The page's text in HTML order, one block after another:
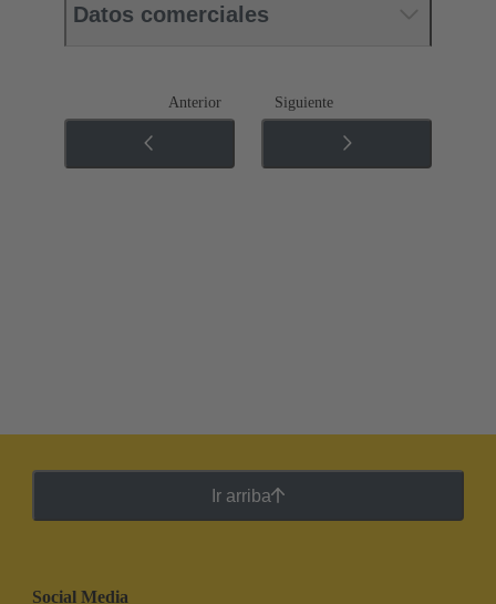
Datos comerciales
Anterior Siguiente
Ir arriba
Social Media